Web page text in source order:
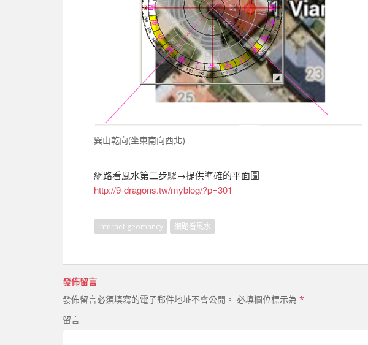
巽山乾向(坐東南向西北)
網路看風水第二步驟→提供準確的平面圖
http://9-dragons.tw/myblog/?p=301
Internet geomancy 網路看風水
發佈留言
發佈留言必須填寫的電子郵件地址不會公開。 必填欄位標示為 *
留言